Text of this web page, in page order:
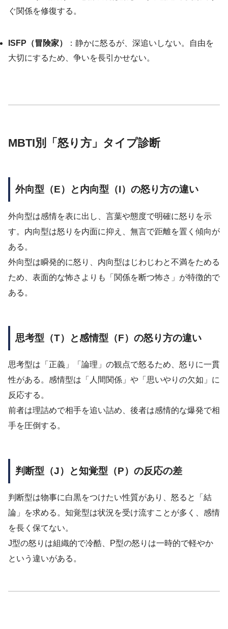
ぐ関係を修復する。
ISFP（冒険家）
：静かに怒るが、深追いしない。自由を
大切にするため、争いを長引かせない。
MBTI別「怒り方」タイプ診断
外向型（E）と内向型（I）の怒り方の違い
外向型は感情を表に出し、言葉や態度で明確に怒りを示
す。内向型は怒りを内面に抑え、無言で距離を置く傾向が
ある。
外向型は瞬発的に怒り、内向型はじわじわと不満をためる
ため、表面的な怖さよりも「関係を断つ怖さ」が特徴的で
ある。
思考型（T）と感情型（F）の怒り方の違い
思考型は「正義」「論理」の観点で怒るため、怒りに一貫
性がある。感情型は「人間関係」や「思いやりの欠如」に
反応する。
前者は理詰めで相手を追い詰め、後者は感情的な爆発で相
手を圧倒する。
判断型（J）と知覚型（P）の反応の差
判断型は物事に白黒をつけたい性質があり、怒ると「結
論」を求める。知覚型は状況を受け流すことが多く、感情
を長く保てない。
J型の怒りは組織的で冷酷、P型の怒りは一時的で軽やか
という違いがある。